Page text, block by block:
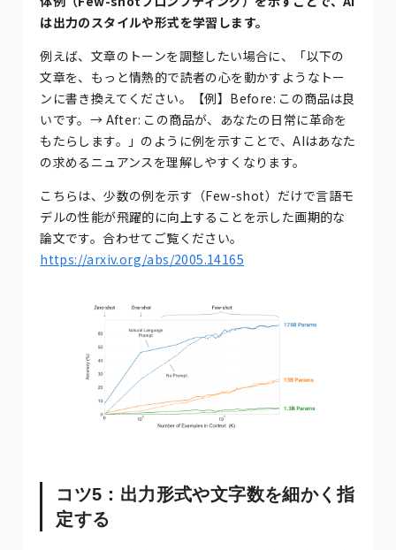
は出力のスタイルや形式を学習します。
例えば、文章のトーンを調整したい場合に、「以下の
文章を、もっと情熱的で読者の心を動かすようなトー
ンに書き換えてください。【例】Before: この商品は良
いです。→ After: この商品が、あなたの日常に革命を
もたらします。」のように例を示すことで、AIはあなた
の求めるニュアンスを理解しやすくなります。
こちらは、少数の例を示す（Few-shot）だけで言語モ
デルの性能が飛躍的に向上することを示した画期的な
論文です。合わせてご覧ください。
https://arxiv.org/abs/2005.14165
コツ5：出力形式や文字数を細かく指
定する